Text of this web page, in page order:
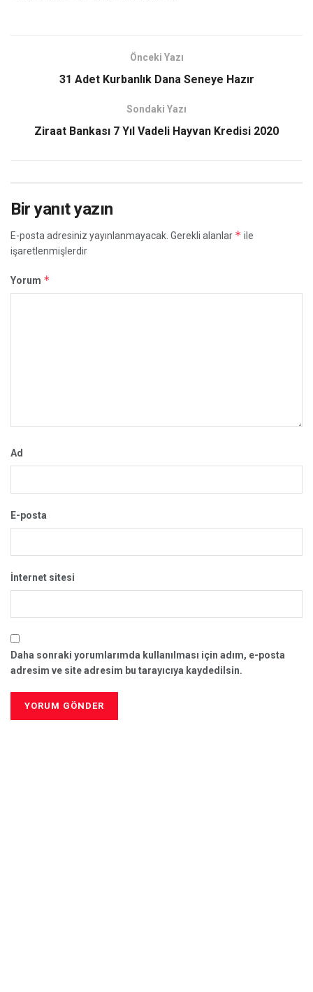
Önceki Yazı
31 Adet Kurbanlık Dana Seneye Hazır
Sondaki Yazı
Ziraat Bankası 7 Yıl Vadeli Hayvan Kredisi 2020
Bir yanıt yazın
E-posta adresiniz yayınlanmayacak. Gerekli alanlar * ile
işaretlenmişlerdir
Yorum *
Ad
E-posta
İnternet sitesi
Daha sonraki yorumlarımda kullanılması için adım, e-posta
adresim ve site adresim bu tarayıcıya kaydedilsin.